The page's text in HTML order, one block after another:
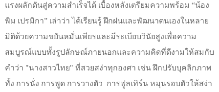
แรงผลักดันสู่ความสำเร็จได้ เบื้องหลังเตรียมความพร้อม “น้อง
พิม เปรมิกา” เล่าว่า ได้เรียนรู้ ฝึกฝนและพัฒนาตนเองในหลาย
มิติด้วยความขยันหมั่นเพียรและมีระเบียบวินัยสูงเพื่อความ
สมบูรณ์แบบทั้งรูปลักษณ์ภายนอกและความคิดที่ดีงามให้สมกับ
คำว่า "นางสาวไทย" ที่สวยสง่าทุกองศา เช่น ฝึกปรับบุคลิกภาพ
ทั้ง การนั่ง การพูด การวางตัว การฟูลเทิร์น หมุนรอบตัวให้สง่า